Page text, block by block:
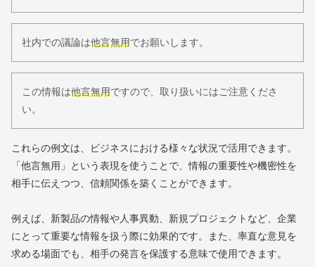
社内での議論は他言無用でお願いします。
この情報は他言無用ですので、取り扱いにはご注意くださ
い。
これらの例文は、ビジネスにおける様々な状況で活用できます。
「他言無用」という表現を使うことで、情報の重要性や機密性を
相手に伝えつつ、信頼関係を築くことができます。
例えば、新製品の情報や人事異動、新規プロジェクトなど、企業
にとって重要な情報を扱う際に効果的です。また、率直な意見を
求める場面でも、相手の発言を保護する意味で使用できます。